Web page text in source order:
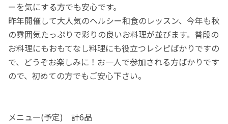
ーを気にする方でも安心です。
昨年開催して大人気のヘルシー和食のレッスン、今年も秋
の雰囲気たっぷりで彩りの良いお料理が並びます。普段の
お料理にもおもてなし料理にも役立つレシピばかりですの
で、どうぞお楽しみに！お一人で参加される方ばかりです
ので、初めての方でもご安心下さい。
メニュー(予定) 計6品